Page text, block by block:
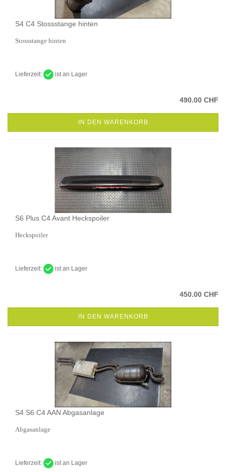
S4 C4 Stossstange hinten
Stossstange hinten
Lieferzeit: ist an Lager
490.00 CHF
IN DEN WARENKORB
S6 Plus C4 Avant Heckspoiler
Heckspoiler
Lieferzeit: ist an Lager
450.00 CHF
IN DEN WARENKORB
S4 S6 C4 AAN Abgasanlage
Abgasanlage
Lieferzeit: ist an Lager